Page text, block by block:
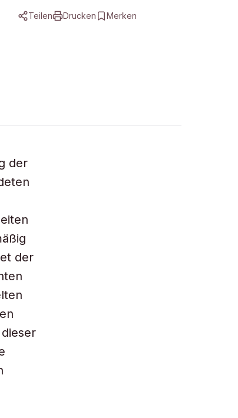
Teilen Drucken Merken
der
der